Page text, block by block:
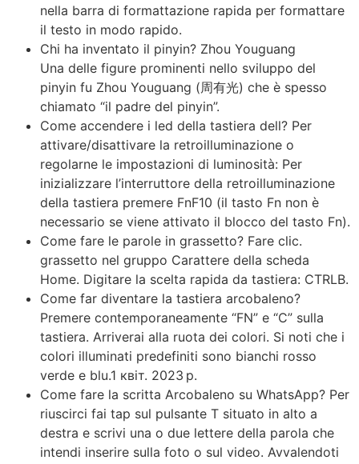
nella barra di formattazione rapida per formattare
il testo in modo rapido.
Chi ha inventato il pinyin? Zhou Youguang
Una delle figure prominenti nello sviluppo del
pinyin fu Zhou Youguang (周有光) che è spesso
chiamato “il padre del pinyin”.
Come accendere i led della tastiera dell? Per
attivare/disattivare la retroilluminazione o
regolarne le impostazioni di luminosità: Per
inizializzare l’interruttore della retroilluminazione
della tastiera premere FnF10 (il tasto Fn non è
necessario se viene attivato il blocco del tasto Fn).
Come fare le parole in grassetto? Fare clic.
grassetto nel gruppo Carattere della scheda
Home. Digitare la scelta rapida da tastiera: CTRLB.
Come far diventare la tastiera arcobaleno?
Premere contemporaneamente “FN” e “C” sulla
tastiera. Arriverai alla ruota dei colori. Si noti che i
colori illuminati predefiniti sono bianchi rosso
verde e blu.1 квіт. 2023 р.
Come fare la scritta Arcobaleno su WhatsApp? Per
riuscirci fai tap sul pulsante T situato in alto a
destra e scrivi una o due lettere della parola che
intendi inserire sulla foto o sul video. Avvalendoti